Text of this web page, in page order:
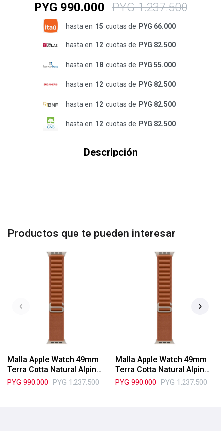
PYG 990.000 PYG 1.237.500
hasta en 15 cuotas de PYG 66.000
hasta en 12 cuotas de PYG 82.500
hasta en 18 cuotas de PYG 55.000
hasta en 12 cuotas de PYG 82.500
hasta en 12 cuotas de PYG 82.500
hasta en 12 cuotas de PYG 82.500
Descripción
Productos que te pueden interesar
Malla Apple Watch 49mm
Terra Cotta Natural Alpine
Loop M (MFTC4AM/A)
PYG 990.000 PYG 1.237.500
Malla Apple Watch 49mm
Terra Cotta Natural Alpine
Loop L (MFTD4AM/A)
PYG 990.000 PYG 1.237.500